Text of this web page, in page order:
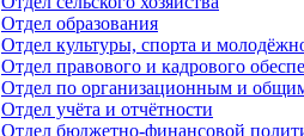
Отдел образования
Отдел культуры, спорта и
Отдел правового и кадрового
Отдел по организационным и
Отдел учёта и отчётности
Отдел бюджетно-финансовой